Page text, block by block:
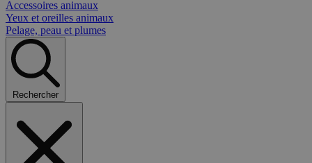
Accessoires animaux
Yeux et oreilles animaux
Pelage, peau et plumes
Rechercher